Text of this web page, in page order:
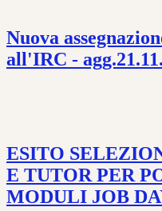
Nuova
all'IRC -
ESITO
E TUTOR PER
MODULI JOB